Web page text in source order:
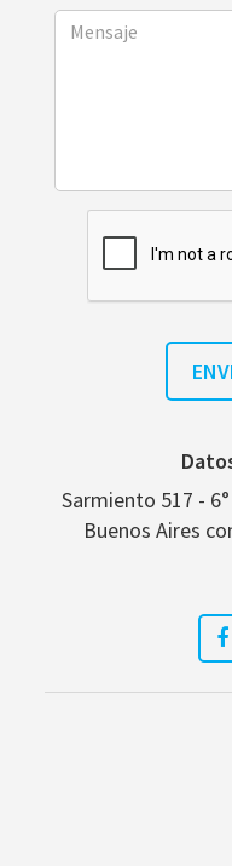
Sarmiento 517 -
Buenos Aires